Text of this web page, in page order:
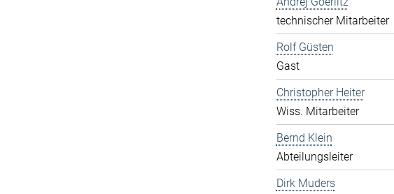
technischer Mitarbeiter
Rolf Güsten
Gast
Christopher Heiter
Wiss. Mitarbeiter
Bernd Klein
Abteilungsleiter
Dirk Muders